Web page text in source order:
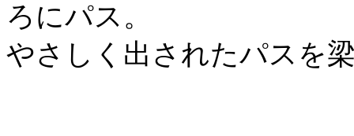
ろにパス。
やさしく出されたパスを